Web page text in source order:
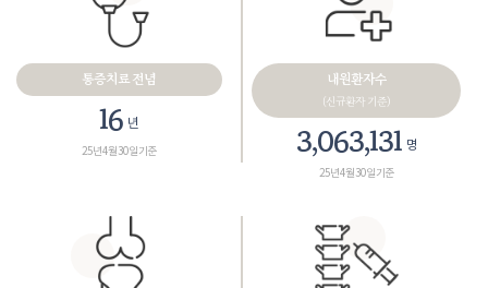
통증치료 전념
18 년
25년 4월 30일 기준
내원환자수
(신규환자 기준)
3,461,165명
25년 4월 30일 기준